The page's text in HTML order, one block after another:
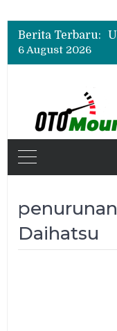
Berita Terbaru:
6 August 2026
Daihatsu